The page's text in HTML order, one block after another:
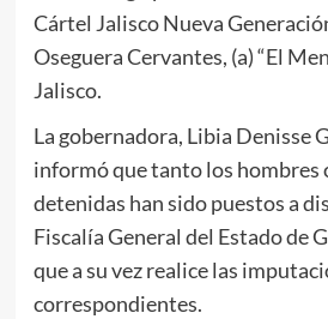
Cártel Jalisco Nueva
Oseguera Cervantes, (a) “El
Jalisco.
La gobernadora, Libia Denisse
informó que tanto los hombres
detenidas han sido puestos a
Fiscalía General del Estado de
que a su vez realice las
correspondientes.